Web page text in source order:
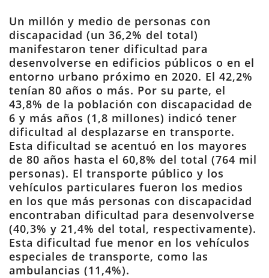
Un millón y medio de personas con
discapacidad (un 36,2% del total)
manifestaron tener dificultad para
desenvolverse en edificios públicos o en el
entorno urbano próximo en 2020. El 42,2%
tenían 80 años o más. Por su parte, el
43,8% de la población con discapacidad de
6 y más años (1,8 millones) indicó tener
dificultad al desplazarse en transporte.
Esta dificultad se acentuó en los mayores
de 80 años hasta el 60,8% del total (764 mil
personas). El transporte público y los
vehículos particulares fueron los medios
en los que más personas con discapacidad
encontraban dificultad para desenvolverse
(40,3% y 21,4% del total, respectivamente).
Esta dificultad fue menor en los vehículos
especiales de transporte, como las
ambulancias (11,4%).